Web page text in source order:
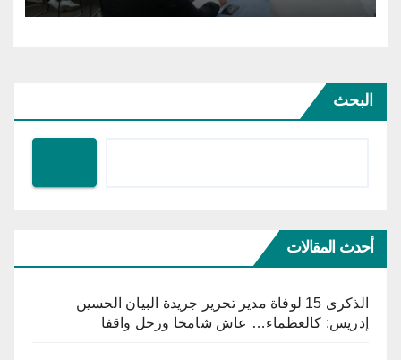
البحث
أحدث المقالات
الذكرى 15 لوفاة مدير تحرير جريدة البيان الحسين
إدريس: كالعظماء… عاش شامخا ورحل واقفا